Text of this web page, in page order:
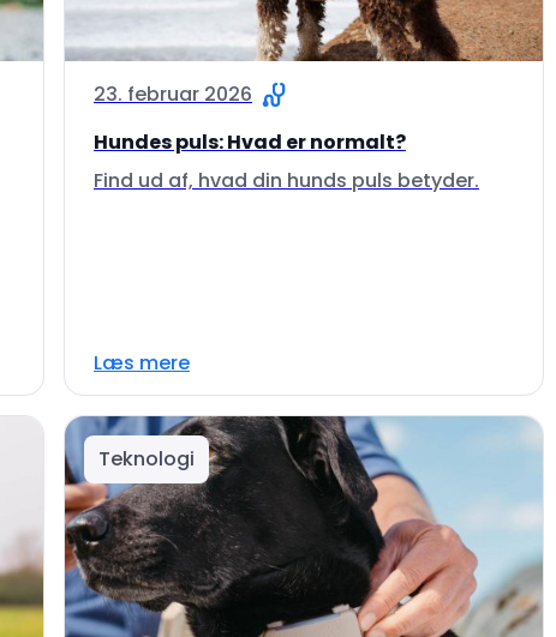
23. februar 2026
Hundes puls: Hvad er normalt?
Find ud af, hvad din hunds puls betyder.
Læs mere
Teknologi